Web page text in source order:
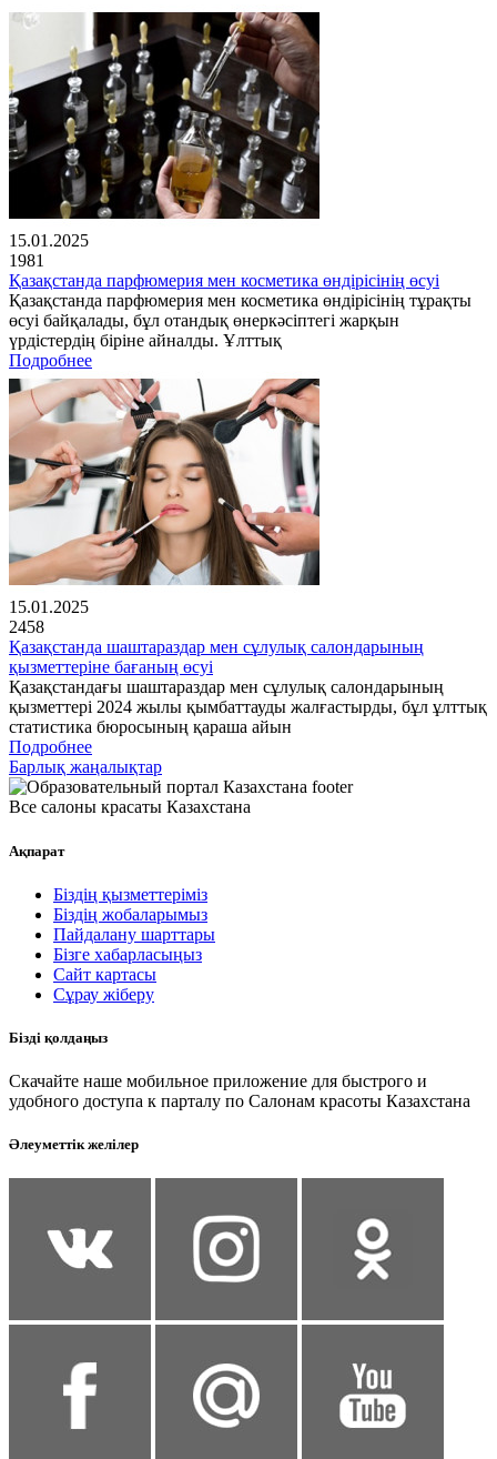
15.01.2025
1981
Қазақстанда парфюмерия мен косметика өндірісінің өсуі
Қазақстанда парфюмерия мен косметика өндірісінің тұрақты
өсуі байқалады, бұл отандық өнеркәсіптегі жарқын
үрдістердің біріне айналды. Ұлттық
Подробнее
15.01.2025
2458
Қазақстанда шаштараздар мен сұлулық салондарының
қызметтеріне бағаның өсуі
Қазақстандағы шаштараздар мен сұлулық салондарының
қызметтері 2024 жылы қымбаттауды жалғастырды, бұл ұлттық
статистика бюросының қараша айын
Подробнее
Барлық жаңалықтар
Все салоны красаты Казахстана
Ақпарат
Біздің қызметтеріміз
Біздің жобаларымыз
Пайдалану шарттары
Бізге хабарласыңыз
Сайт картасы
Сұрау жіберу
Бізді қолдаңыз
Скачайте наше мобильное приложение для быстрого и
удобного доступа к парталу по Салонам красоты Казахстана
Әлеуметтік желілер